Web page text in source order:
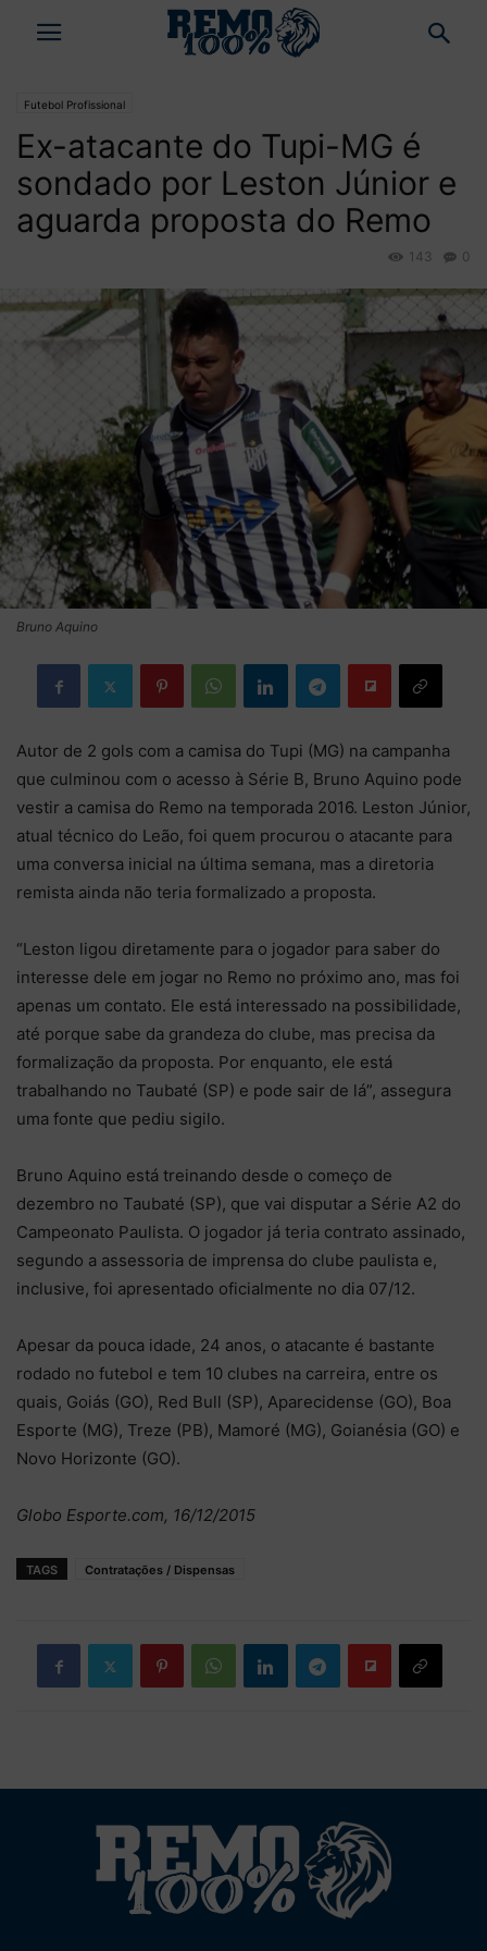
Futebol Profissional
Ex-atacante do Tupi-MG é
sondado por Leston Júnior e
aguarda proposta do Remo
0
143
Bruno Aquino
Autor de 2 gols com a camisa do Tupi (MG) na campanha
que culminou com o acesso à Série B, Bruno Aquino pode
vestir a camisa do Remo na temporada 2016. Leston Júnior,
atual técnico do Leão, foi quem procurou o atacante para
uma conversa inicial na última semana, mas a diretoria
remista ainda não teria formalizado a proposta.
“Leston ligou diretamente para o jogador para saber do
interesse dele em jogar no Remo no próximo ano, mas foi
apenas um contato. Ele está interessado na possibilidade,
até porque sabe da grandeza do clube, mas precisa da
formalização da proposta. Por enquanto, ele está
trabalhando no Taubaté (SP) e pode sair de lá”, assegura
uma fonte que pediu sigilo.
Bruno Aquino está treinando desde o começo de
dezembro no Taubaté (SP), que vai disputar a Série A2 do
Campeonato Paulista. O jogador já teria contrato assinado,
segundo a assessoria de imprensa do clube paulista e,
inclusive, foi apresentado oficialmente no dia 07/12.
Apesar da pouca idade, 24 anos, o atacante é bastante
rodado no futebol e tem 10 clubes na carreira, entre os
quais, Goiás (GO), Red Bull (SP), Aparecidense (GO), Boa
Esporte (MG), Treze (PB), Mamoré (MG), Goianésia (GO) e
Novo Horizonte (GO).
Globo Esporte.com, 16/12/2015
TAGS Contratações / Dispensas